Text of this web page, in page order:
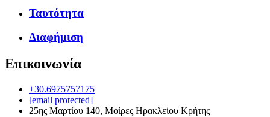
Ταυτότητα
Διαφήμιση
Επικοινωνία
+30.6975757175
[email protected]
25ης Μαρτίου 140, Μοίρες Ηρακλείου Κρήτης